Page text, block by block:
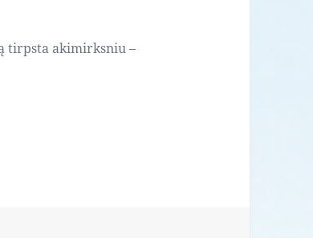
tirpsta akimirksniu –